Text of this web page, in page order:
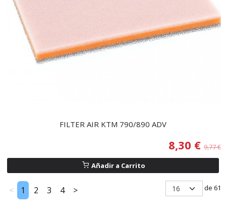
FILTER AIR KTM 790/890 ADV
8,30 € 9,77 €
Añadir a Carrito
< 1 2 3 4 > de 61